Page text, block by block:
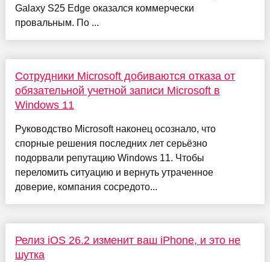
Galaxy S25 Edge оказался коммерчески
провальным. По ...
Сотрудники Microsoft добиваются отказа от
обязательной учетной записи Microsoft в
Windows 11
Руководство Microsoft наконец осознало, что
спорные решения последних лет серьёзно
подорвали репутацию Windows 11. Чтобы
переломить ситуацию и вернуть утраченное
доверие, компания сосредото...
Релиз iOS 26.2 изменит ваш iPhone, и это не
шутка